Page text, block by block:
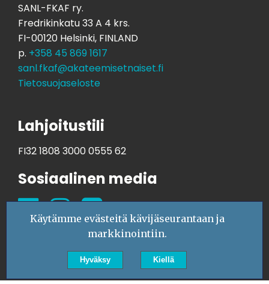
SANL-FKAF ry.
Fredrikinkatu 33 A 4 krs.
FI-00120 Helsinki, FINLAND
p. +358 45 869 1617
sanl.fkaf@akateemisetnaiset.fi
Tietosuojaseloste
Lahjoitustili
FI32 1808 3000 0555 62
Sosiaalinen media
Käytämme evästeitä kävijäseurantaan ja
markkinointiin.
Hyväksy Kiellä